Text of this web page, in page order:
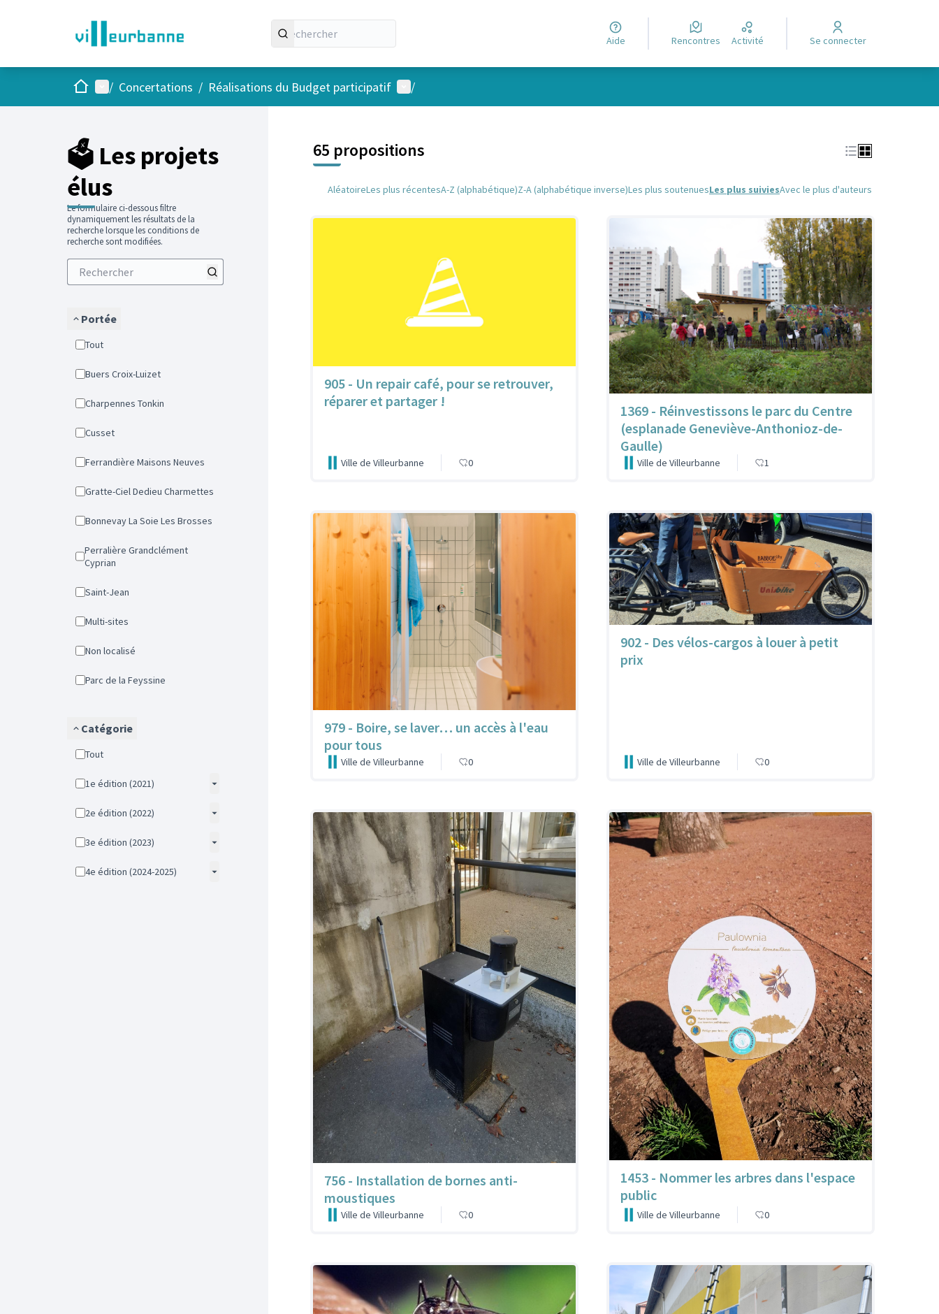
Aide Rencontres Activité Se connecter
AccueilMenu principal
/ Concertations / Réalisations du Budget participatif Menu utilisateur
/
🗳️ Les projets
élus
Le formulaire ci-dessous filtre
dynamiquement les résultats de la
recherche lorsque les conditions de
recherche sont modifiées.
Portée
Tout
Buers Croix-Luizet
Charpennes Tonkin
Cusset
Ferrandière Maisons Neuves
Gratte-Ciel Dedieu Charmettes
Bonnevay La Soie Les Brosses
Perralière Grandclément
Cyprian
Saint-Jean
Multi-sites
Non localisé
Parc de la Feyssine
Catégorie
Tout
1e édition (2021)
2e édition (2022)
3e édition (2023)
4e édition (2024-2025)
65 propositions
AléatoireLes plus récentesA-Z (alphabétique)Z-A (alphabétique inverse)Les plus soutenuesLes plus suiviesAvec le plus d'auteurs
905 - Un repair café, pour se retrouver,
réparer et partager !
Ville de Villeurbanne 0
1369 - Réinvestissons le parc du Centre
(esplanade Geneviève-Anthonioz-de-
Gaulle)
Ville de Villeurbanne 1
979 - Boire, se laver… un accès à l'eau
pour tous
Ville de Villeurbanne 0
902 - Des vélos-cargos à louer à petit
prix
Ville de Villeurbanne 0
756 - Installation de bornes anti-
moustiques
Ville de Villeurbanne 0
1453 - Nommer les arbres dans l'espace
public
Ville de Villeurbanne 0